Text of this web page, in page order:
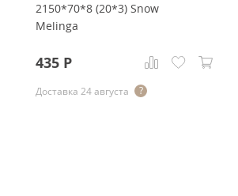
2150*70*8 (20*3) Snow
Melinga
435 Р
Доставка 24 августа